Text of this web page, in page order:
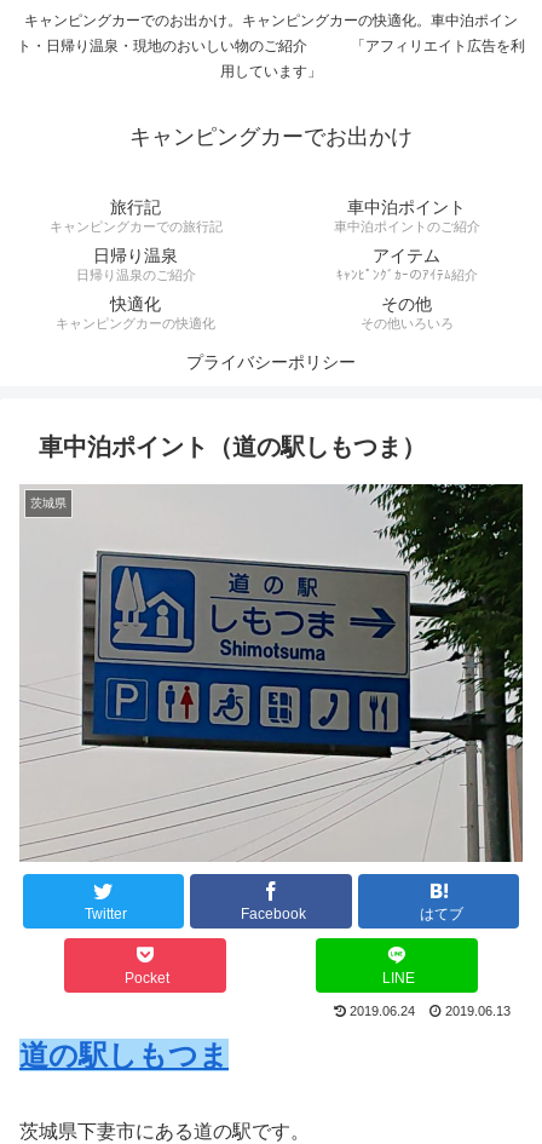
キャンピングカーでのお出かけ。キャンピングカーの快適化。車中泊ポイン
ト・日帰り温泉・現地のおいしい物のご紹介 「アフィリエイト広告を利
用しています」
キャンピングカーでお出かけ
旅行記
キャンピングカーでの旅行記
車中泊ポイント
車中泊ポイントのご紹介
日帰り温泉
日帰り温泉のご紹介
アイテム
ｷｬﾝﾋﾟﾝｸﾞｶｰのｱｲﾃﾑ紹介
快適化
キャンピングカーの快適化
その他
その他いろいろ
プライバシーポリシー
車中泊ポイント（道の駅しもつま）
茨城県
Twitter Facebook はてブ
Pocket LINE
2019.06.24 2019.06.13
道の駅しもつま
茨城県下妻市にある道の駅です。